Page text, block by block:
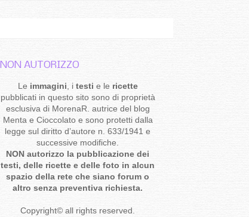
NON AUTORIZZO
Le immagini , i testi e le ricette
pubblicati in questo sito sono di proprietà
esclusiva di MorenaR. autrice del blog
Menta e Cioccolato e sono protetti dalla
legge sul diritto d’autore n. 633/1941 e
successive modifiche.
NON autorizzo la pubblicazione dei
testi, delle ricette e delle foto in alcun
spazio della rete che siano forum o
altro senza preventiva richiesta.
Copyright© all rights reserved